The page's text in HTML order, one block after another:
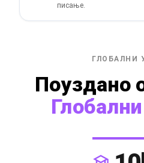
писање.
ГЛОБАЛНИ
Поуздано